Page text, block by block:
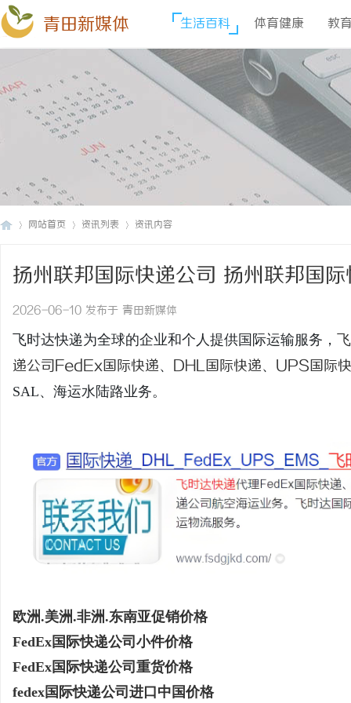
青田新媒体 生活百科 体育健康 教
网站首页 资讯列表 资讯内容
扬州联邦国际快递公司 扬州联邦国
2026-06-10 发布于 青田新媒体
飞时达快递为全球的企业和个人提供国际运输服务，
递公司FedEx国际快递、 DHL国际快递、 UPS国际
SAL、海运水陆路业务。
欧洲.美洲.非洲.东南亚促销价格
FedEx国际快递公司小件价格
FedEx国际快递公司重货价格
fedex国际快递公司进口中国价格